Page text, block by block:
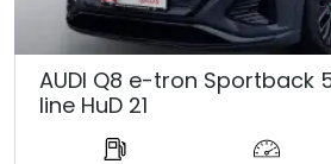
AUDI Q8 e-tron Sportback
line HuD 21